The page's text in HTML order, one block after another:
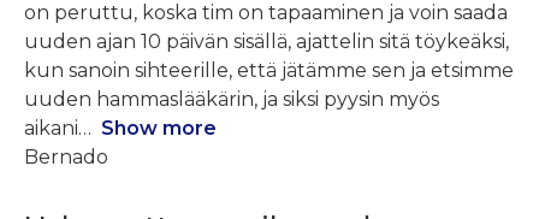
on peruttu, koska tim on tapaaminen ja voin saada
uuden ajan 10 päivän sisällä, ajattelin sitä töykeäksi,
kun sanoin sihteerille, että jätämme sen ja etsimme
uuden hammaslääkärin, ja siksi pyysin myös
aikani
Show more
Bernado